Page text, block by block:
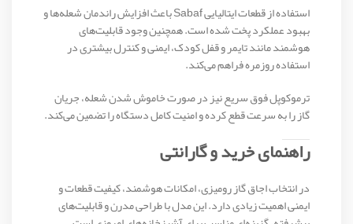
استفاده از قطعات ایتالیایی Sabaf باعث افزایش راندمان شعله‌ها و
بهبود عملکرد پخت شده است. همچنین وجود قابلیت‌های
هوشمند مانند تایمر و قفل کودک، ایمنی و کنترل بیشتری در
استفاده روزمره فراهم می‌کند.
ترموکوپل فوق سریع نیز در صورت خاموش شدن شعله، جریان
گاز را به سرعت قطع کرده و امنیت کامل دستگاه را تضمین می‌کند.
راهنمای خرید و گارانتی
در انتخاب اجاق گاز رومیزی، امکانات هوشمند، کیفیت قطعات و
ایمنی اهمیت زیادی دارد. این مدل با طراحی مدرن و قابلیت‌های